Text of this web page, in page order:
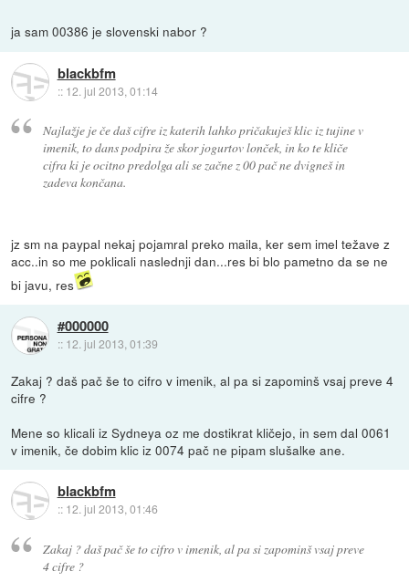
ja sam 00386 je slovenski nabor ?
blackbfm
:: 12. jul 2013, 01:14
Najlažje je če daš cifre iz katerih lahko pričakuješ klic iz tujine v
imenik, to dans podpira že skor jogurtov lonček, in ko te kliče
cifra ki je ocitno predolga ali se začne z 00 pač ne dvigneš in
zadeva končana.
jz sm na paypal nekaj pojamral preko maila, ker sem imel težave z
acc..in so me poklicali naslednji dan...res bi blo pametno da se ne
bi javu, res
#000000
:: 12. jul 2013, 01:39
Zakaj ? daš pač še to cifro v imenik, al pa si zapominš vsaj preve 4
cifre ?
Mene so klicali iz Sydneya oz me dostikrat kličejo, in sem dal 0061
v imenik, če dobim klic iz 0074 pač ne pipam slušalke ane.
blackbfm
:: 12. jul 2013, 01:46
Zakaj ? daš pač še to cifro v imenik, al pa si zapominš vsaj preve
4 cifre ?